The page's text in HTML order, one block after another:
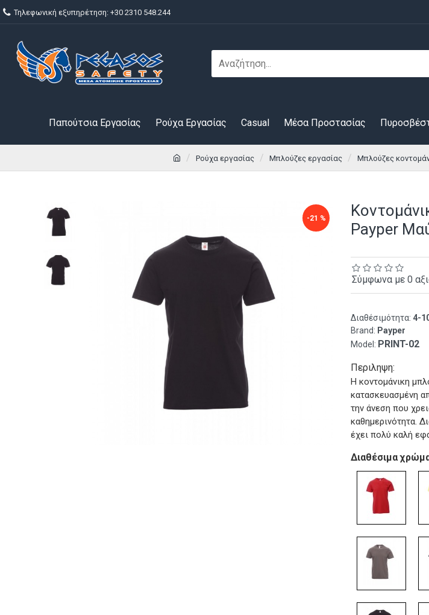
Τηλεφωνική εξυπηρέτηση: +30 2310 548.244
Παπούτσια Εργασίας Ρούχα Εργασίας Casual Μέσα Προστασίας
Ρούχα εργασίας Μπλούζες εργασίας Μπλούζες
-21 %
Payper
Διαθέσιμότητα: 4-
Brand: Payper
Model: PRINT-02
Σύμφωνα με 0
Περιληψη:
Η κοντομάνικη
κατασκευασμένη
την άνεση που
καθημερινότητα.
έχει πολύ καλή
Διαθέσιμα